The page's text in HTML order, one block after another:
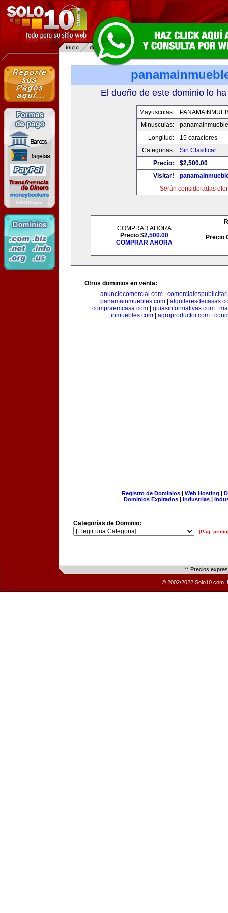
El dueño de este dominio lo
Mayusculas:
Minusculas:
Longitud:
15 caracteres
Categorias:
Sin Clasificar
Precio:
$2,500.00
Visitar!
Serán consideradas
COMPRAR AHORA
Precio $2,500.00
COMPRAR AHORA
Precio
Otros dominios en venta:
anunciocomercial.com
panamainmuebles.com|
compraemcasa.com
guiasinformativas.com
inmuebles.com
agroproductor.com
Registro de Dominios| Web Hosting |
Dominios Expirados | Industrias |
Categorías de Dominio:
[Pág.
** Precios
© 2002/2022 Solo10.com